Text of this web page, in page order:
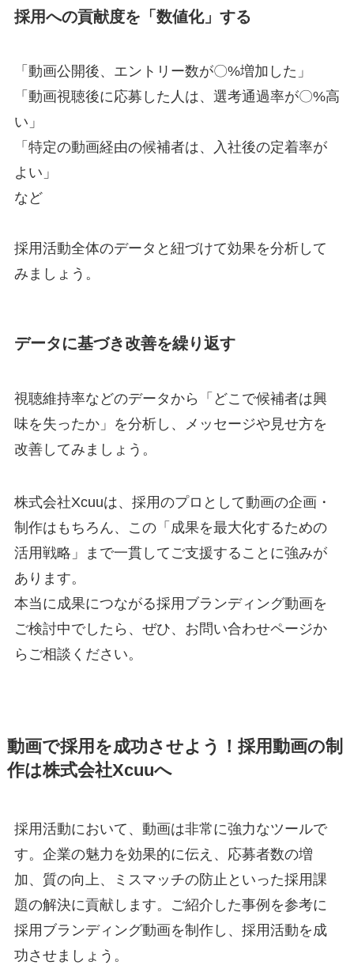
採用への貢献度を「数値化」する
「動画公開後、エントリー数が〇%増加した」
「動画視聴後に応募した人は、選考通過率が〇%高
い」
「特定の動画経由の候補者は、入社後の定着率が
よい」
など
採用活動全体のデータと紐づけて効果を分析して
みましょう。
データに基づき改善を繰り返す
視聴維持率などのデータから「どこで候補者は興
味を失ったか」を分析し、メッセージや見せ方を
改善してみましょう。
株式会社Xcuuは、採用のプロとして動画の企画・
制作はもちろん、この「成果を最大化するための
活用戦略」まで一貫してご支援することに強みが
あります。
本当に成果につながる採用ブランディング動画を
ご検討中でしたら、ぜひ、お問い合わせページか
らご相談ください。
動画で採用を成功させよう！採用動画の制
作は株式会社Xcuuへ
採用活動において、動画は非常に強力なツールで
す。企業の魅力を効果的に伝え、応募者数の増
加、質の向上、ミスマッチの防止といった採用課
題の解決に貢献します。ご紹介した事例を参考に
採用ブランディング動画を制作し、採用活動を成
功させましょう。